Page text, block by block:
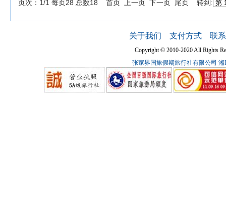
页次：1/1 每页28 总数18 首页 上一页 下一页 尾页 转到:
关于我们 支付方式 联
Copyright © 2010-2020 All Rights
张家界国旅假期旅行社有限公司 湘